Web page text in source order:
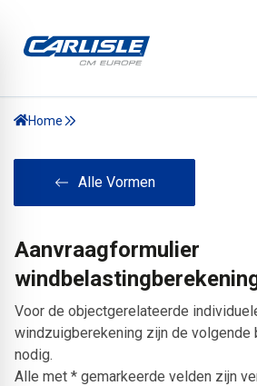
Home
Alle Vormen
Aanvraagformulier
Voor de objectgerelateerde
windzuigberekening zijn de volgende
nodig.
Alle met * gemarkeerde velden zijn